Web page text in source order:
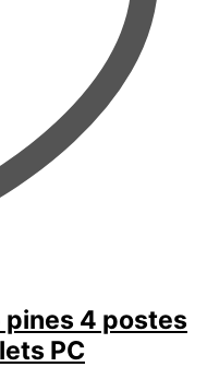
pines 4 postes
PC